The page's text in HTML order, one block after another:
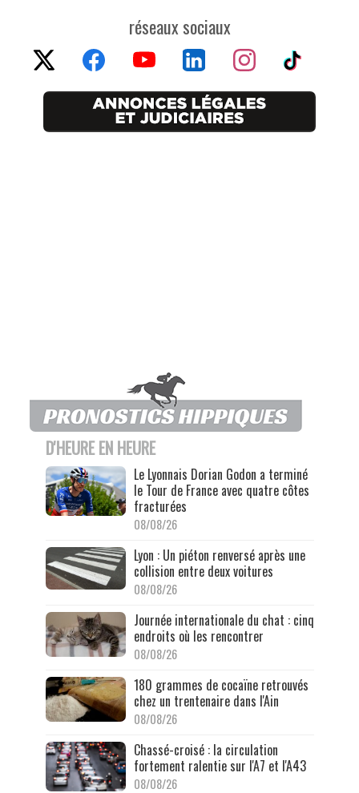
réseaux sociaux
D'HEURE EN HEURE
Le Lyonnais Dorian Godon a terminé
le Tour de France avec quatre côtes
fracturées
08/08/26
Lyon : Un piéton renversé après une
collision entre deux voitures
08/08/26
Journée internationale du chat : cinq
endroits où les rencontrer
08/08/26
180 grammes de cocaïne retrouvés
chez un trentenaire dans l'Ain
08/08/26
Chassé-croisé : la circulation
fortement ralentie sur l'A7 et l'A43
08/08/26